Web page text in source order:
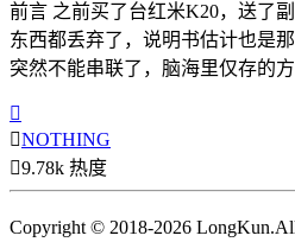
前言 之前买了台红米K20，送了
东西都丢弃了，说明书估计也是
突然不能串联了，脑海里仅存的

NOTHING
9.78k 热度
Copyright © 2018-2026